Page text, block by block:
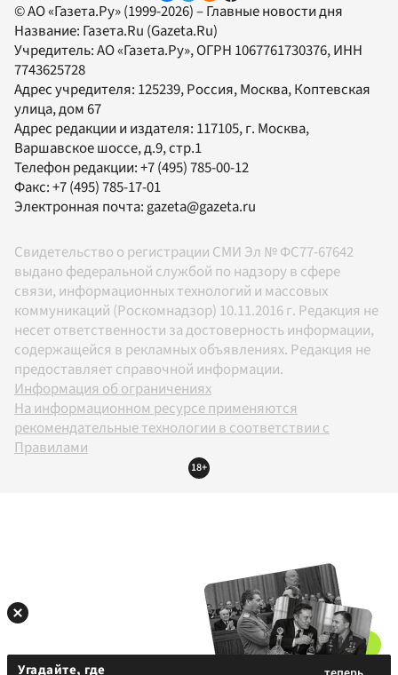
© АО «Газета.Ру» (1999-2026) – Главные новости дня
Название: Газета.Ru (Gazeta.Ru)
Учредитель:АО «Газета.Ру», ОГРН 1067761730376, ИНН
7743625728
Адрес учредителя: 125239, Россия, Москва, Коптевская
улица, дом 67
Адрес редакции и издателя: 117105, г. Москва,
Варшавское шоссе, д.9, стр.1
Телефон редакции:+7 (495) 785-00-12
Факс:+7 (495) 785-17-01
Электронная почта:gazeta@gazeta.ru
Свидетельство о регистрации СМИ Эл № ФС77-67642
выдано федеральной службой по надзору в сфере
связи, информационных технологий и массовых
коммуникаций (Роскомнадзор) 10.11.2016 г. Редакция не
несет ответственности за достоверность информации,
содержащейся в рекламных объявлениях. Редакция не
предоставляет справочной информации.
Информация об ограничениях
На информационном ресурсе применяются
рекомендательные технологии в соответствии с
Правилами
18+
Угадайте, где